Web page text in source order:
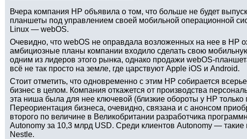
Вчера компания HP объявила о том, что больше не будет
планшеты под управлением своей мобильной операционной
Linux — webOS.
Очевидно, что webOS не оправдала возложенных на нее в HP
амбициозные планы компании входило сделать свою
одним из лидеров этого рынка, однако продажи webOS-
всё не так просто на земле, где царствуют Apple iOS и Android.
Стоит отметить, что одновременно с этим HP собирается
бизнес в целом. Компания откажется от производства
эта ниша была для нее ключевой (близкие обороты у HP только
Переориентация бизнеса, очевидно, связана и с анонсом
второго по величине в Великобритании разработчика
Autonomy за 10,3 млрд USD. Среди клиентов Autonomy — такие
Nestle.